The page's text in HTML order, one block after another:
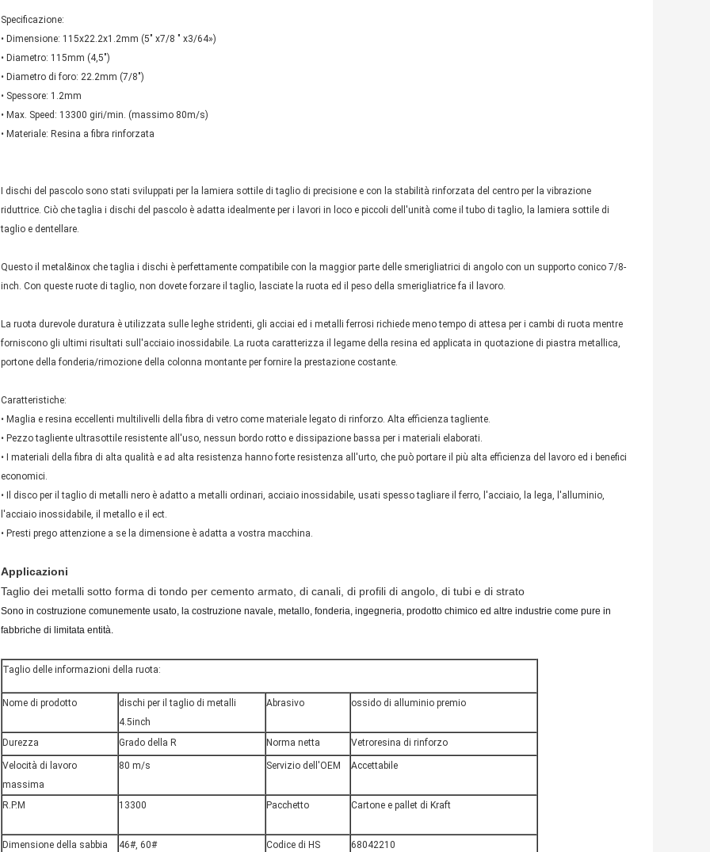
Specificazione:
• Dimensione: 115x22.2x1.2mm (5" x7/8 " x3/64»)
• Diametro: 115mm (4,5")
• Diametro di foro: 22.2mm (7/8")
• Spessore: 1.2mm
• Max. Speed: 13300 giri/min. (massimo 80m/s)
• Materiale: Resina a fibra rinforzata
I dischi del pascolo sono stati sviluppati per la lamiera sottile di taglio di precisione e con la stabilità rinforzata del centro per la vibrazione
riduttrice. Ciò che taglia i dischi del pascolo è adatta idealmente per i lavori in loco e piccoli dell'unità come il tubo di taglio, la lamiera sottile di
taglio e dentellare.
Questo il metal&inox che taglia i dischi è perfettamente compatibile con la maggior parte delle smerigliatrici di angolo con un supporto conico 7/8-
inch. Con queste ruote di taglio, non dovete forzare il taglio, lasciate la ruota ed il peso della smerigliatrice fa il lavoro.
La ruota durevole duratura è utilizzata sulle leghe stridenti, gli acciai ed i metalli ferrosi richiede meno tempo di attesa per i cambi di ruota mentre
forniscono gli ultimi risultati sull'acciaio inossidabile. La ruota caratterizza il legame della resina ed applicata in quotazione di piastra metallica,
portone della fonderia/rimozione della colonna montante per fornire la prestazione costante.
Caratteristiche:
• Maglia e resina eccellenti multilivelli della fibra di vetro come materiale legato di rinforzo. Alta efficienza tagliente.
• Pezzo tagliente ultrasottile resistente all'uso, nessun bordo rotto e dissipazione bassa per i materiali elaborati.
• I materiali della fibra di alta qualità e ad alta resistenza hanno forte resistenza all'urto, che può portare il più alta efficienza del lavoro ed i benefici
economici.
• Il disco per il taglio di metalli nero è adatto a metalli ordinari, acciaio inossidabile, usati spesso tagliare il ferro, l'acciaio, la lega, l'alluminio,
l'acciaio inossidabile, il metallo e il ect.
• Presti prego attenzione a se la dimensione è adatta a vostra macchina.
Applicazioni
Taglio dei metalli sotto forma di tondo per cemento armato, di canali, di profili di angolo, di tubi e di strato
Sono in costruzione comunemente usato, la costruzione navale, metallo, fonderia, ingegneria, prodotto chimico ed altre industrie come pure in
fabbriche di limitata entità.
Taglio delle informazioni della ruota:
Nome di prodotto
dischi per il taglio di metalli
4.5inch
Abrasivo ossido di alluminio premio
Durezza Grado della R Norma netta Vetroresina di rinforzo
Velocità di lavoro
massima
80 m/s Servizio dell'OEM Accettabile
R.P.M 13300 Pacchetto Cartone e pallet di Kraft
Dimensione della sabbia 46#, 60# Codice di HS 68042210